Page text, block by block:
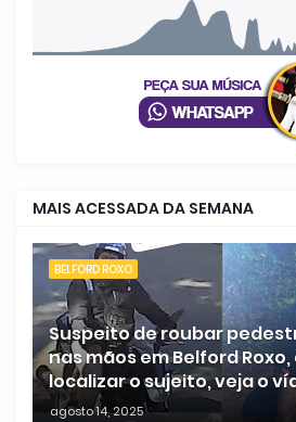
MAIS ACESSADA DA SEMANA
BELFORD ROXO
Suspeito de roubar
nas mãos em Belford
localizar o sujeito, veja o
agosto 14, 2025